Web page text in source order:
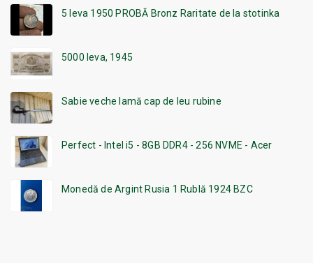
5 leva 1950 PROBĂ Bronz Raritate de la stotinka
5000 leva, 1945
Sabie veche lamă cap de leu rubine
Perfect - Intel i5 - 8GB DDR4 - 256 NVME - Acer
Monedă de Argint Rusia 1 Rublă 1924 BZC